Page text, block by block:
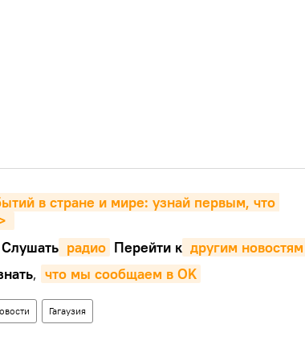
в стране и мире: узнай первым, что
Cлушать радио Перейти к другим новостям
, что мы сообщаем в OK
Гагаузия